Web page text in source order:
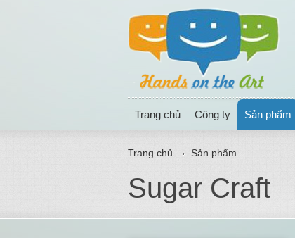
Trang chủ Công ty Sản phẩm
Trang chủ Sản phẩm
Sugar Craft